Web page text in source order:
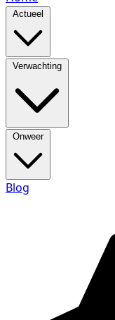
Actueel
Verwachting
Onweer
Blog